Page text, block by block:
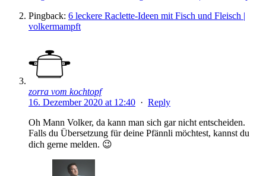
Pingback: 6 leckere Raclette-Ideen mit Fisch und Fleisch |
volkermampft
zorra vom kochtopf
16. Dezember 2020 at 12:40 · Reply
Oh Mann Volker, da kann man sich gar nicht entscheiden.
Falls du Übersetzung für deine Pfännli möchtest, kannst du
dich gerne melden. 😉